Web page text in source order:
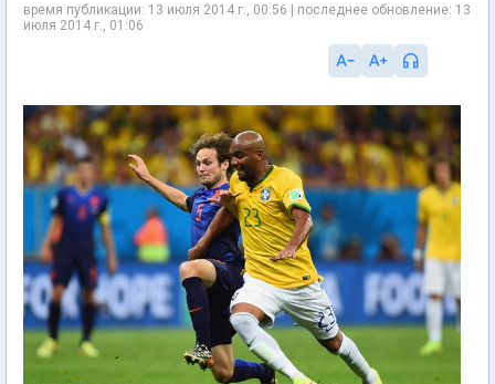
время публикации: 13 июля 2014 г., 00:56 | последнее обновление: 13
июля 2014 г., 01:06